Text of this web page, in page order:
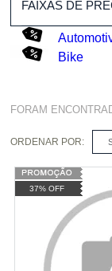
FAIXAS DE
Bike
FORAM
ORDENAR POR:
37% OFF